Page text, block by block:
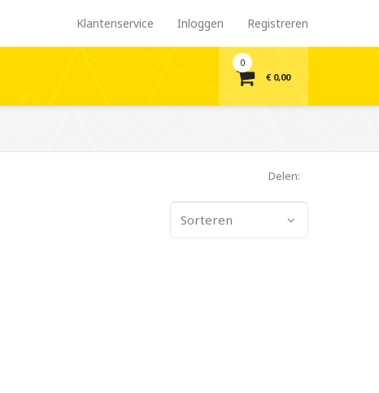
Klantenservice Inloggen Registreren
0
€ 0,00
Delen:
Sorteren